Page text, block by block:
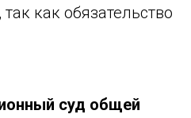
как обязательство
суд общей